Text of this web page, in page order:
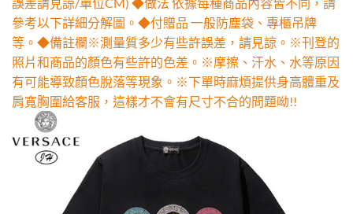
參考以下詳細分解圖。◆付贈品 一般防塵袋、專櫃吊牌
等。◆備註欄※測量質多少有些許誤差，請見諒。※刊登的
照片和商品的顏色有些許的色差。※摩擦、汗水、水等原因
有可能導致顏色脫落等現象。※下單時麻煩提供身高體重及
肩寬胸圍給客服，這樣才不會有尺寸不合的問題呦!!